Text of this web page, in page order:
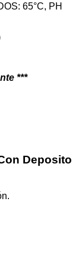
65°C, PH
***
Deposito